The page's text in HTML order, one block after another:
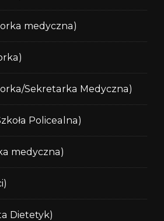
medyczna)
Sekretarka Medyczna)
Policealna)
medyczna)
Dietetyk)